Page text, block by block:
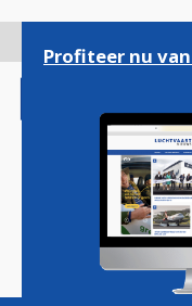
gaan
Magazine
Profiteer nu